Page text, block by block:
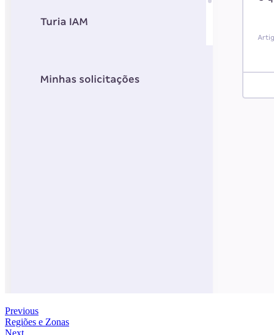
Previous
Regiões e Zonas